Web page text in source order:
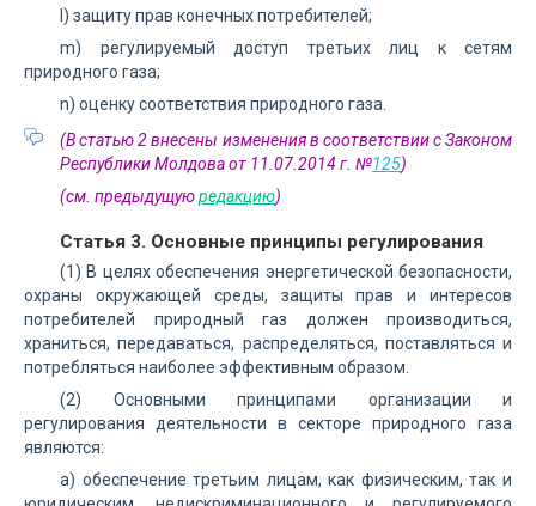
l) защиту прав конечных потребителей;
m) регулируемый доступ третьих лиц к сетям
природного газа;
n) оценку соответствия природного газа.
(В статью 2 внесены изменения в соответствии с Законом
Республики Молдова от 11.07.2014 г. №125)
(см. предыдущуюредакцию)
Статья 3. Основные принципы регулирования
(1) В целях обеспечения энергетической безопасности,
охраны окружающей среды, защиты прав и интересов
потребителей природный газ должен производиться,
храниться, передаваться, распределяться, поставляться и
потребляться наиболее эффективным образом.
(2) Основными принципами организации и
регулирования деятельности в секторе природного газа
являются:
a) обеспечение третьим лицам, как физическим, так и